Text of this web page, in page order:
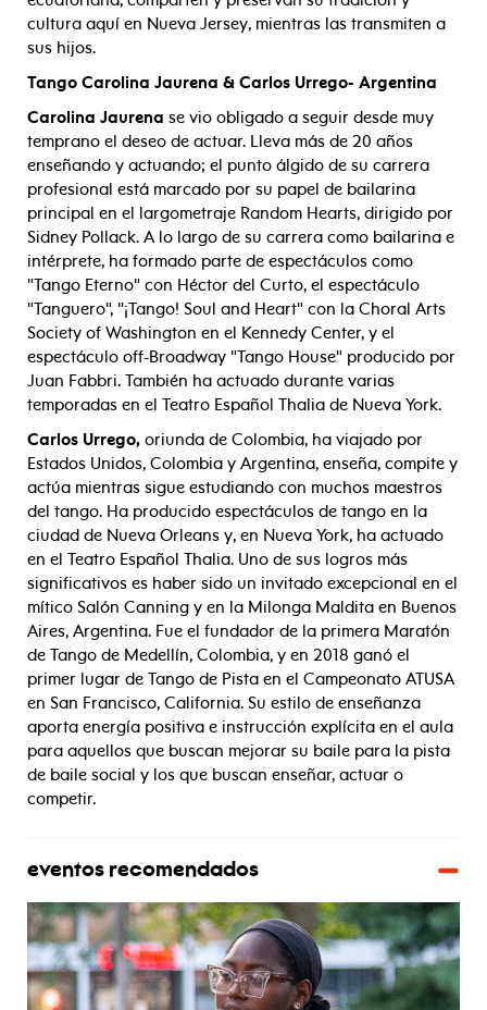
cultura aquí en Nueva Jersey, mientras las transmiten a
sus hijos.
Tango Carolina Jaurena & Carlos Urrego- Argentina
Carolina Jaurena se vio obligado a seguir desde muy
temprano el deseo de actuar. Lleva más de 20 años
enseñando y actuando; el punto álgido de su carrera
profesional está marcado por su papel de bailarina
principal en el largometraje Random Hearts, dirigido por
Sidney Pollack. A lo largo de su carrera como bailarina e
intérprete, ha formado parte de espectáculos como
"Tango Eterno" con Héctor del Curto, el espectáculo
"Tanguero", "¡Tango! Soul and Heart" con la Choral Arts
Society of Washington en el Kennedy Center, y el
espectáculo off-Broadway "Tango House" producido por
Juan Fabbri. También ha actuado durante varias
temporadas en el Teatro Español Thalia de Nueva York.
Carlos Urrego, oriunda de Colombia, ha viajado por
Estados Unidos, Colombia y Argentina, enseña, compite y
actúa mientras sigue estudiando con muchos maestros
del tango. Ha producido espectáculos de tango en la
ciudad de Nueva Orleans y, en Nueva York, ha actuado
en el Teatro Español Thalia. Uno de sus logros más
significativos es haber sido un invitado excepcional en el
mítico Salón Canning y en la Milonga Maldita en Buenos
Aires, Argentina. Fue el fundador de la primera Maratón
de Tango de Medellín, Colombia, y en 2018 ganó el
primer lugar de Tango de Pista en el Campeonato ATUSA
en San Francisco, California. Su estilo de enseñanza
aporta energía positiva e instrucción explícita en el aula
para aquellos que buscan mejorar su baile para la pista
de baile social y los que buscan enseñar, actuar o
competir.
eventos recomendados